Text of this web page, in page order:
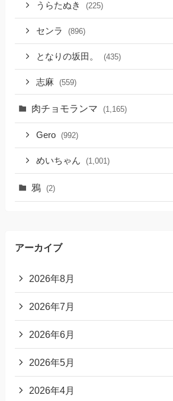
うらたぬき (225)
センラ (896)
となりの坂田。 (435)
志麻 (559)
肉チョモランマ (1,165)
Gero (992)
めいちゃん (1,001)
鴉 (2)
アーカイブ
2026年8月
2026年7月
2026年6月
2026年5月
2026年4月